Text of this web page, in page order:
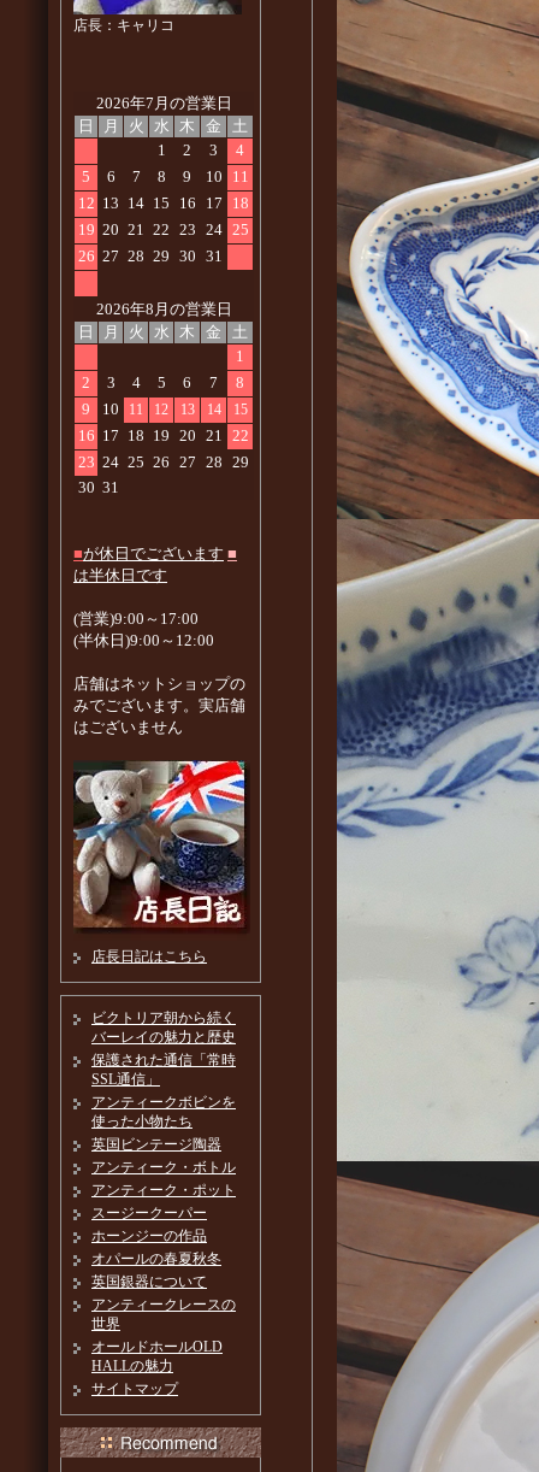
店長：キャリコ
2026年7月の営業日
日
月 火 水 木 金
土
1
2 3
4
5
6 7 8 9 10
11
12 13 14 15 16 17
18
19 20 21 22 23 24 25
26 27 28 29 30 31
2026年8月の営業日
日
月 火 水 木 金
土
1
2
3 4 5 6 7
8
9
10 11 12 13 14 15
16 17 18 19 20 21 22
23 24 25 26 27 28 29
30 31
■が休日でございます ■
は半休日です
(営業)9:00～17:00
(半休日)9:00～12:00
店舗はネットショップの
みでございます。実店舗
はございません
店長日記はこちら
ビクトリア朝から続く
バーレイの魅力と歴史
保護された通信「常時
SSL通信」
アンティークボビンを
使った小物たち
英国ビンテージ陶器
アンティーク・ボトル
アンティーク・ポット
スージークーパー
ホーンジーの作品
オパールの春夏秋冬
英国銀器について
アンティークレースの
世界
オールドホールOLD
HALLの魅力
サイトマップ